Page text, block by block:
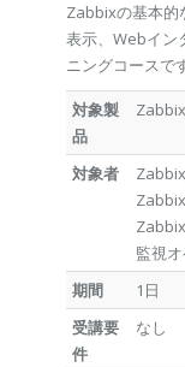
Zabbixの基本的
表示、Webイン
ニングコースで
対象製
品
対象者
監視
期間
1日
受講要
件
なし